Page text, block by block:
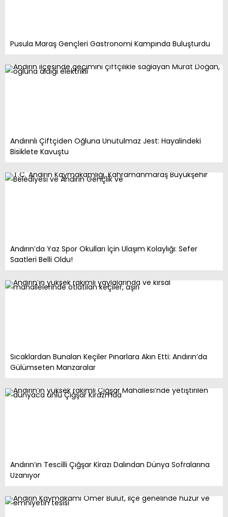
Pusula Maraş Gençleri Gastronomi Kampında Buluşturdu
Andırınlı Çiftçiden Oğluna Unutulmaz Jest: Hayalindeki
Bisiklete Kavuştu
Andırın’da Yaz Spor Okulları İçin Ulaşım Kolaylığı: Sefer
Saatleri Belli Oldu!
Sıcaklardan Bunalan Keçiler Pınarlara Akın Etti: Andırın’da
Gülümseten Manzaralar
Andırın’ın Tescilli Çığşar Kirazı Dalından Dünya Sofralarına
Uzanıyor